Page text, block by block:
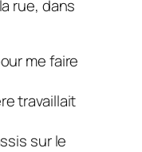
rue, dans
me faire
travaillait
sur le